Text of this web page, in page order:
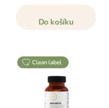
Do košíku
clean label